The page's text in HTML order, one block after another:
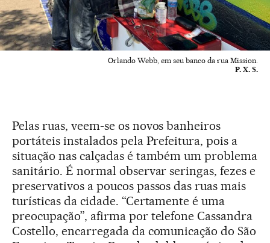
Orlando Webb, em seu banco da rua Mission.
P. X. S.
Pelas ruas, veem-se os novos banheiros
portáteis instalados pela Prefeitura, pois a
situação nas calçadas é também um problema
sanitário. É normal observar seringas, fezes e
preservativos a poucos passos das ruas mais
turísticas da cidade. “Certamente é uma
preocupação”, afirma por telefone Cassandra
Costello, encarregada da comunicação do São